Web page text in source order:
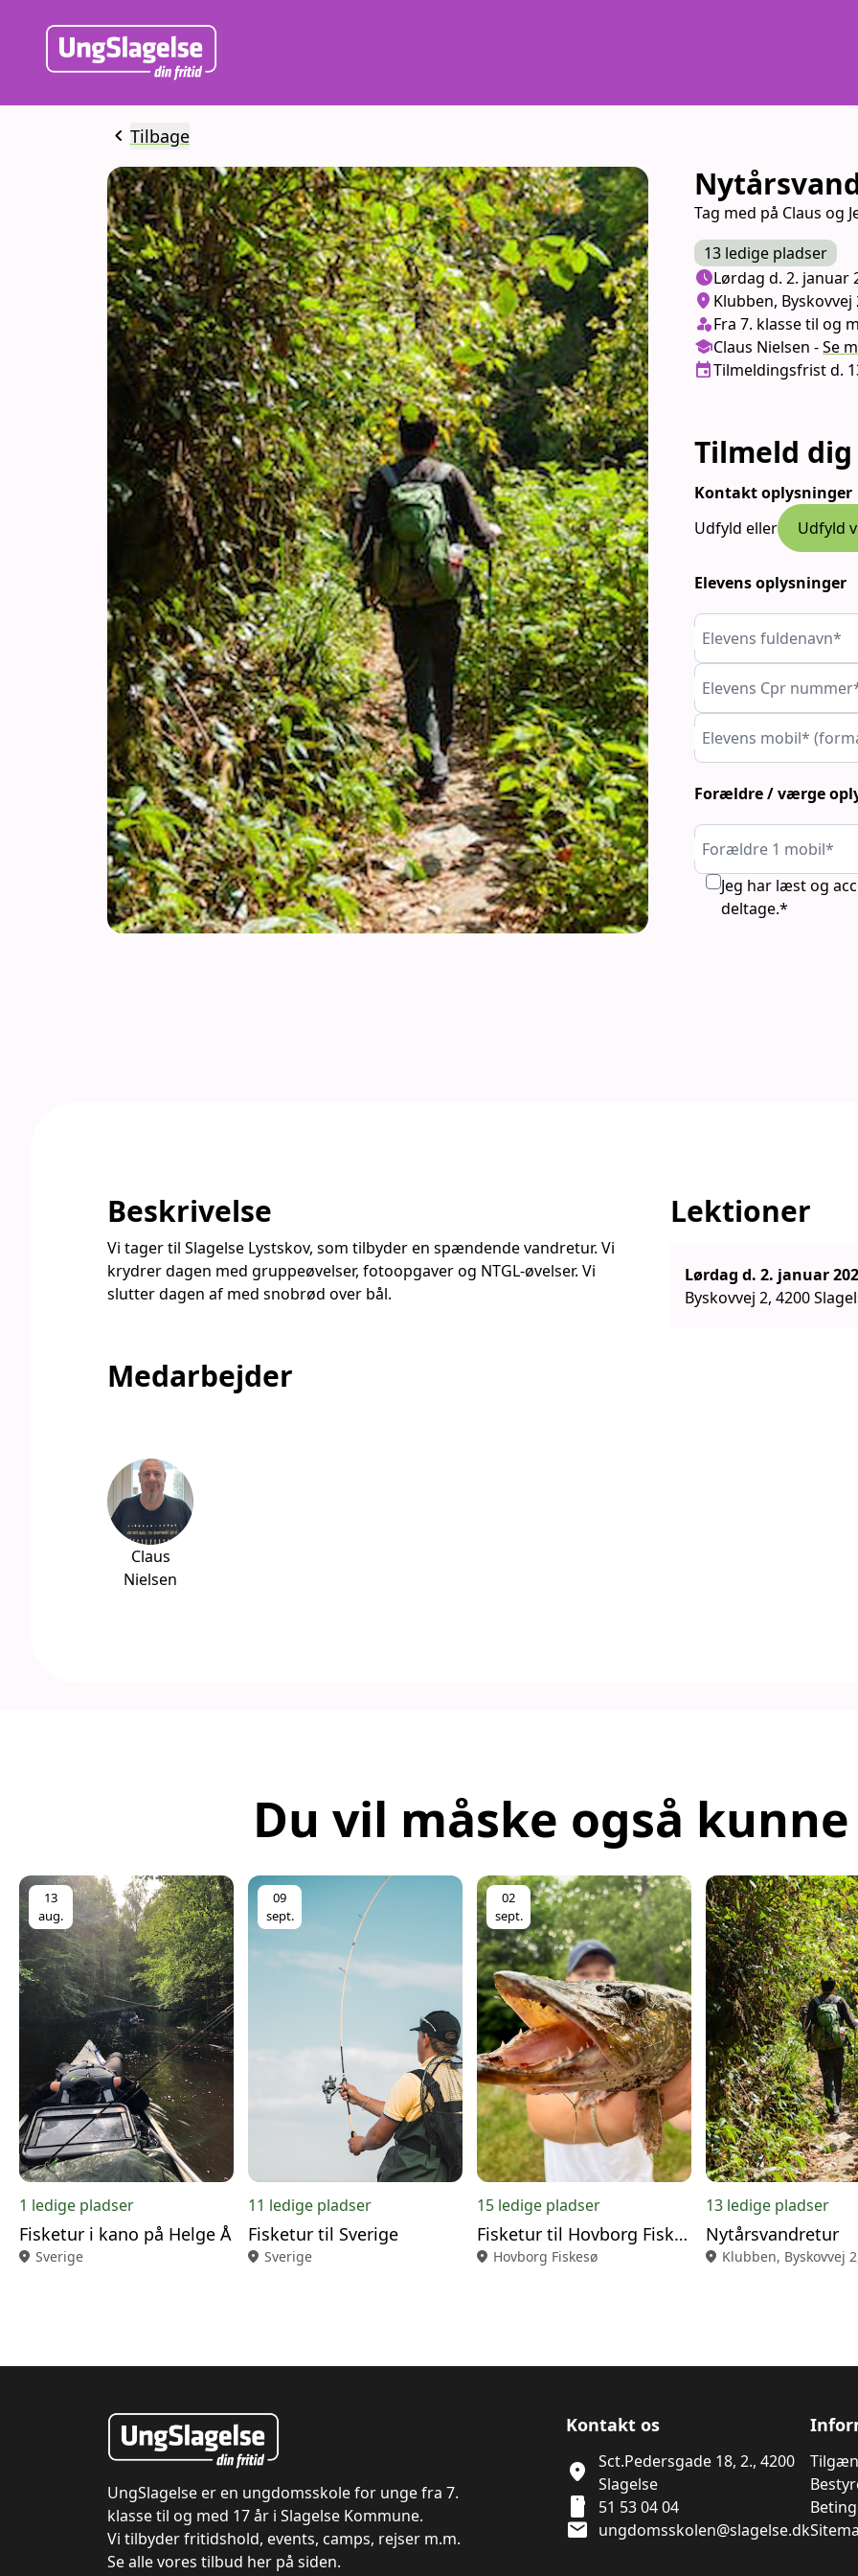
chevron_left Tilbage
Tag med på Claus og
13 ledige pladser
Næste lektion
scheduleLørdag d. 2. januar
Sted/Adresse
location_on Klubben, Byskovvej
Klasse/
person_shieldFra 7. klasse til og
Medarbejder
schoolClaus Nielsen -Se
Tilmeldingsfrist
eventTilmeldingsfrist d.
Tilmeld dig
Kontakt oplysninger
Udfyld eller
Udfyld
Elevens oplysninger
Elevens fuldenavn*
Elevens Cpr
Elevens mobil*
Forældre / værge
Forældre 1 mobil*
Jeg har læst og
deltage.*
Beskrivelse
Vi tager til Slagelse Lystskov, som tilbyder en spændende vandretur. Vi
krydrer dagen med gruppeøvelser, fotoopgaver og NTGL-øvelser. Vi
slutter dagen af med snobrød over bål.
Medarbejder
Claus
Nielsen
Lektioner
Lørdag d. 2. januar
Byskovvej 2, 4200
Du vil måske også
13
aug.
1 ledige pladser
Fisketur i kano på Helge Å
location_on Sverige
09
sept.
11 ledige pladser
Fisketur til Sverige
location_on Sverige
02
sept.
15 ledige pladser
Fisketur til Hovborg Fiskesø
location_on Hovborg Fiskesø
13 ledige pladser
Nytårsvandretur
location_on Klubben, Byskovvej
UngSlagelse er en ungdomsskole for unge fra 7.
klasse til og med 17 år i Slagelse Kommune.
Vi tilbyder fritidshold, events, camps, rejser m.m.
Se alle vores tilbud her på siden.
Kontakt os
location_on
Sct.Pedersgade 18, 2., 4200
Slagelse
smartphone 51 53 04 04
mail ungdomsskolen@slagelse.dk